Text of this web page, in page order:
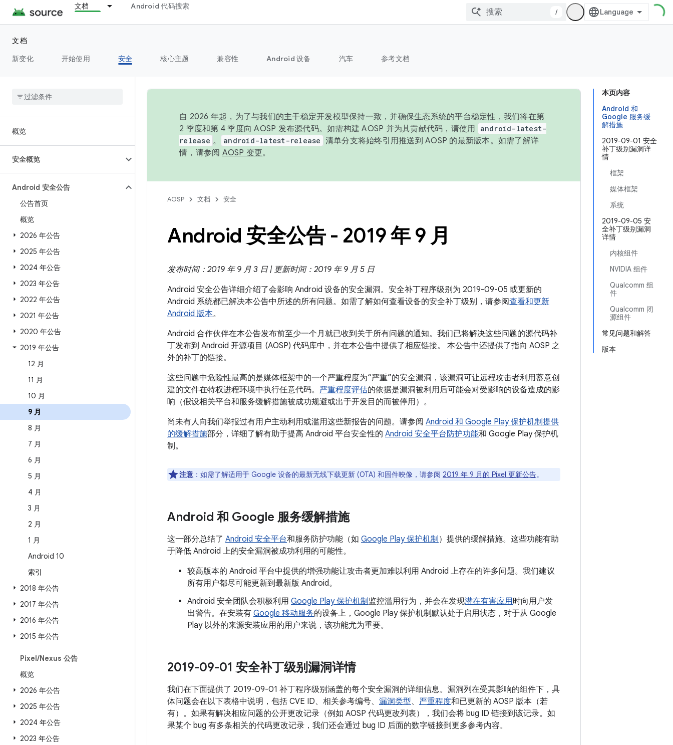
文档 Android 代码搜索
/
文档
新变化
开始使用 安全 核心主题 兼容性 Android 设备 汽车 参考文档
概览
安全概览
Android 安全公告
公告首页
概览
2026 年公告
2025 年公告
2024 年公告
2023 年公告
2022 年公告
2021 年公告
2020 年公告
2019 年公告
12 月
11 月
10 月
9 月
8 月
7 月
6 月
5 月
4 月
3 月
2 月
1 月
Android 10
索引
2018 年公告
2017 年公告
2016 年公告
2015 年公告
Pixel/Nexus 公告
概览
2026 年公告
2025 年公告
2024 年公告
2023 年公告
本页内容
Android 和
Google 服务缓
解措施
2019-09-01 安全
补丁级别漏洞详
情
框架
媒体框架
系统
2019-09-05 安
全补丁级别漏洞
详情
内核组件
NVIDIA 组件
Qualcomm 组
件
Qualcomm 闭
源组件
常见问题和解答
版本
自 2026 年起，为了与我们的主干稳定开发模型保持一致，并确保生态系统的平台稳定性，我们将在第
2 季度和第 4 季度向 AOSP 发布源代码。如需构建 AOSP 并为其贡献代码，请使用
android-latest-
release 。 android-latest-release 清单分支将始终引用推送到 AOSP 的最新版本。如需了解详
情，请参阅 AOSP 变更。
AOSP 文档 安全
Android 安全公告 - 2019 年 9 月
发布时间：2019 年 9 月 3 日 | 更新时间：2019 年 9 月 5 日
Android 安全公告详细介绍了会影响 Android 设备的安全漏洞。安全补丁程序级别为 2019-09-05 或更新的
Android 系统都已解决本公告中所述的所有问题。如需了解如何查看设备的安全补丁级别，请参阅查看和更新
Android 版本。
Android 合作伙伴在本公告发布前至少一个月就已收到关于所有问题的通知。我们已将解决这些问题的源代码补
丁发布到 Android 开源项目 (AOSP) 代码库中，并在本公告中提供了相应链接。 本公告中还提供了指向 AOSP 之
外的补丁的链接。
这些问题中危险性最高的是媒体框架中的一个严重程度为“严重”的安全漏洞，该漏洞可让远程攻击者利用蓄意创
建的文件在特权进程环境中执行任意代码。 严重程度评估的依据是漏洞被利用后可能会对受影响的设备造成的影
响（假设相关平台和服务缓解措施被成功规避或出于开发目的而被停用）。
尚未有人向我们举报过有用户主动利用或滥用这些新报告的问题。请参阅 Android 和 Google Play 保护机制提供
的缓解措施部分，详细了解有助于提高 Android 平台安全性的 Android 安全平台防护功能和 Google Play 保护机
制。
注意 ：如需了解适用于 Google 设备的最新无线下载更新 (OTA) 和固件映像，请参阅 2019 年 9 月的 Pixel 更新公告。
Android 和 Google 服务缓解措施
这一部分总结了 Android 安全平台和服务防护功能（如 Google Play 保护机制 ）提供的缓解措施。这些功能有助
于降低 Android 上的安全漏洞被成功利用的可能性。
较高版本的 Android 平台中提供的增强功能让攻击者更加难以利用 Android 上存在的许多问题。我们建议
所有用户都尽可能更新到最新版 Android。
Android 安全团队会积极利用 Google Play 保护机制监控滥用行为，并会在发现潜在有害应用时向用户发
出警告。在安装有 Google 移动服务的设备上，Google Play 保护机制默认处于启用状态，对于从 Google
Play 以外的来源安装应用的用户来说，该功能尤为重要。
2019-09-01 安全补丁级别漏洞详情
我们在下面提供了 2019-09-01 补丁程序级别涵盖的每个安全漏洞的详细信息。漏洞列在受其影响的组件下，具
体问题会在以下表格中说明，包括 CVE ID、相关参考编号、 漏洞类型、 严重程度和已更新的 AOSP 版本（若
有）。如果有解决相应问题的公开更改记录（例如 AOSP 代码更改列表），我们会将 bug ID 链接到该记录。如
果某个 bug 有多条相关的代码更改记录，我们还会通过 bug ID 后面的数字链接到更多参考内容。